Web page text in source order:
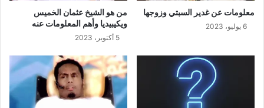
معلومات عن غدير السبتي وزوجها
6 يوليو، 2023
من هو الشيخ عثمان الخميس
ويكيبيديا وأهم المعلومات عنه
5 أكتوبر، 2023